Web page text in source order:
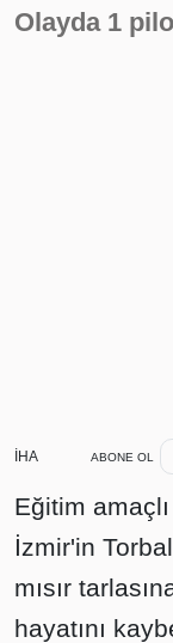
Olayda 1
İHA ABONE OL
Eğitim
İzmir'in
mısır
hayatını